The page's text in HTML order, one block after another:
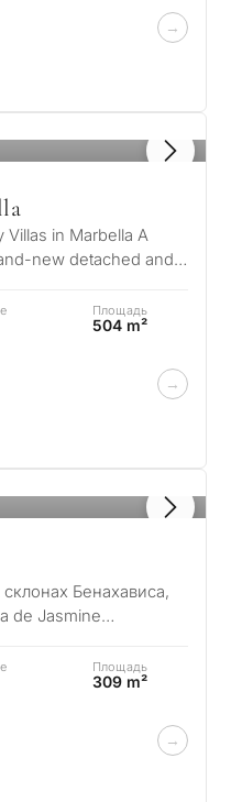
in Marbella A
new detached and
Площадь
504 m²
Бенахависа,
de Jasmine
Площадь
309 m²